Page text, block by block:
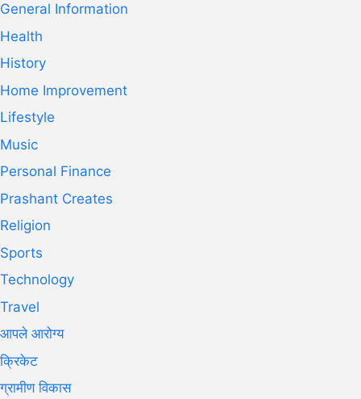
General Information
Health
History
Home Improvement
Lifestyle
Music
Personal Finance
Prashant Creates
Religion
Sports
Technology
Travel
आपले आरोग्य
क्रिकेट
ग्रामीण विकास